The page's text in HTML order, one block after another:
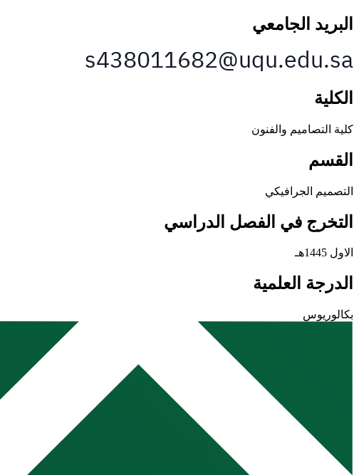
البريد الجامعي
الكلية
كلية التصاميم والفنون
القسم
التصميم الجرافيكي
التخرج في الفصل الدراسي
الاول 1445هـ
الدرجة العلمية
بكالوريوس